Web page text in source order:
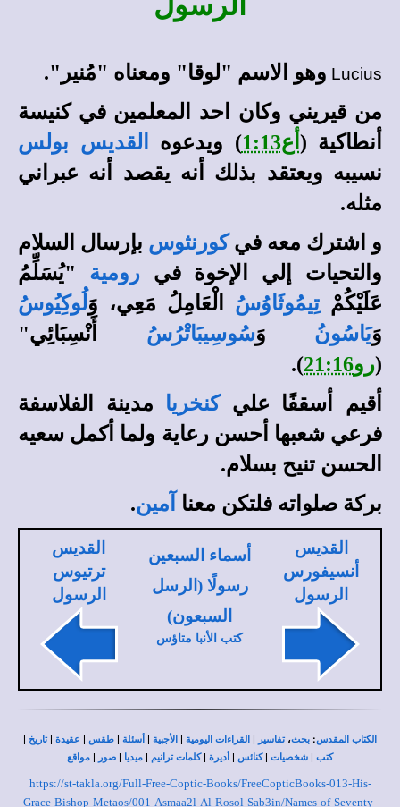
Lucius وهو الاسم "لوقا" ومعناه "مُنير".
من قيريني وكان احد المعلمين في كنيسة
أنطاكية ( أع1:13 ) ويدعوه
القديس بولس
نسيبه ويعتقد بذلك أنه يقصد أنه عبراني
مثله.
و اشترك معه فيكورنثوس بإرسال السلام
والتحيات إلي الإخوة فيرومية "يُسَلِّمُ
عَلَيْكُمْ تِيمُوثَاوُسُ الْعَامِلُ مَعِي، وَلُوكِيُوسُ
وَيَاسُونُ وَسُوسِيبَاتْرُسُ أَنْسِبَائِي"
(رو21:16
).
أقيم أسقفًا عليكنخريا مدينة الفلاسفة
فرعي شعبها أحسن رعاية ولما أكمل سعيه
الحسن تنيح بسلام.
بركة صلواته فلتكن معنا
آمين.
القديس
أنسيفورس
الرسول
أسماء السبعين
رسولًا (الرسل
السبعون)
كتب الأنبا متاؤس
القديس
ترتيوس
الرسول
الكتاب المقدس: بحث،تفاسير | القراءات اليومية | الأجبية | أسئلة | طقس | عقيدة |تاريخ |
كتب | شخصيات |كنائس | أديرة |كلمات ترانيم | ميديا | صور | مواقع
https://st-takla.org/Full-Free-Coptic-Books/FreeCopticBooks-013-His-
Grace-Bishop-Metaos/001-Asmaa2l-Al-Rosol-Sab3in/Names-of-Seventy-